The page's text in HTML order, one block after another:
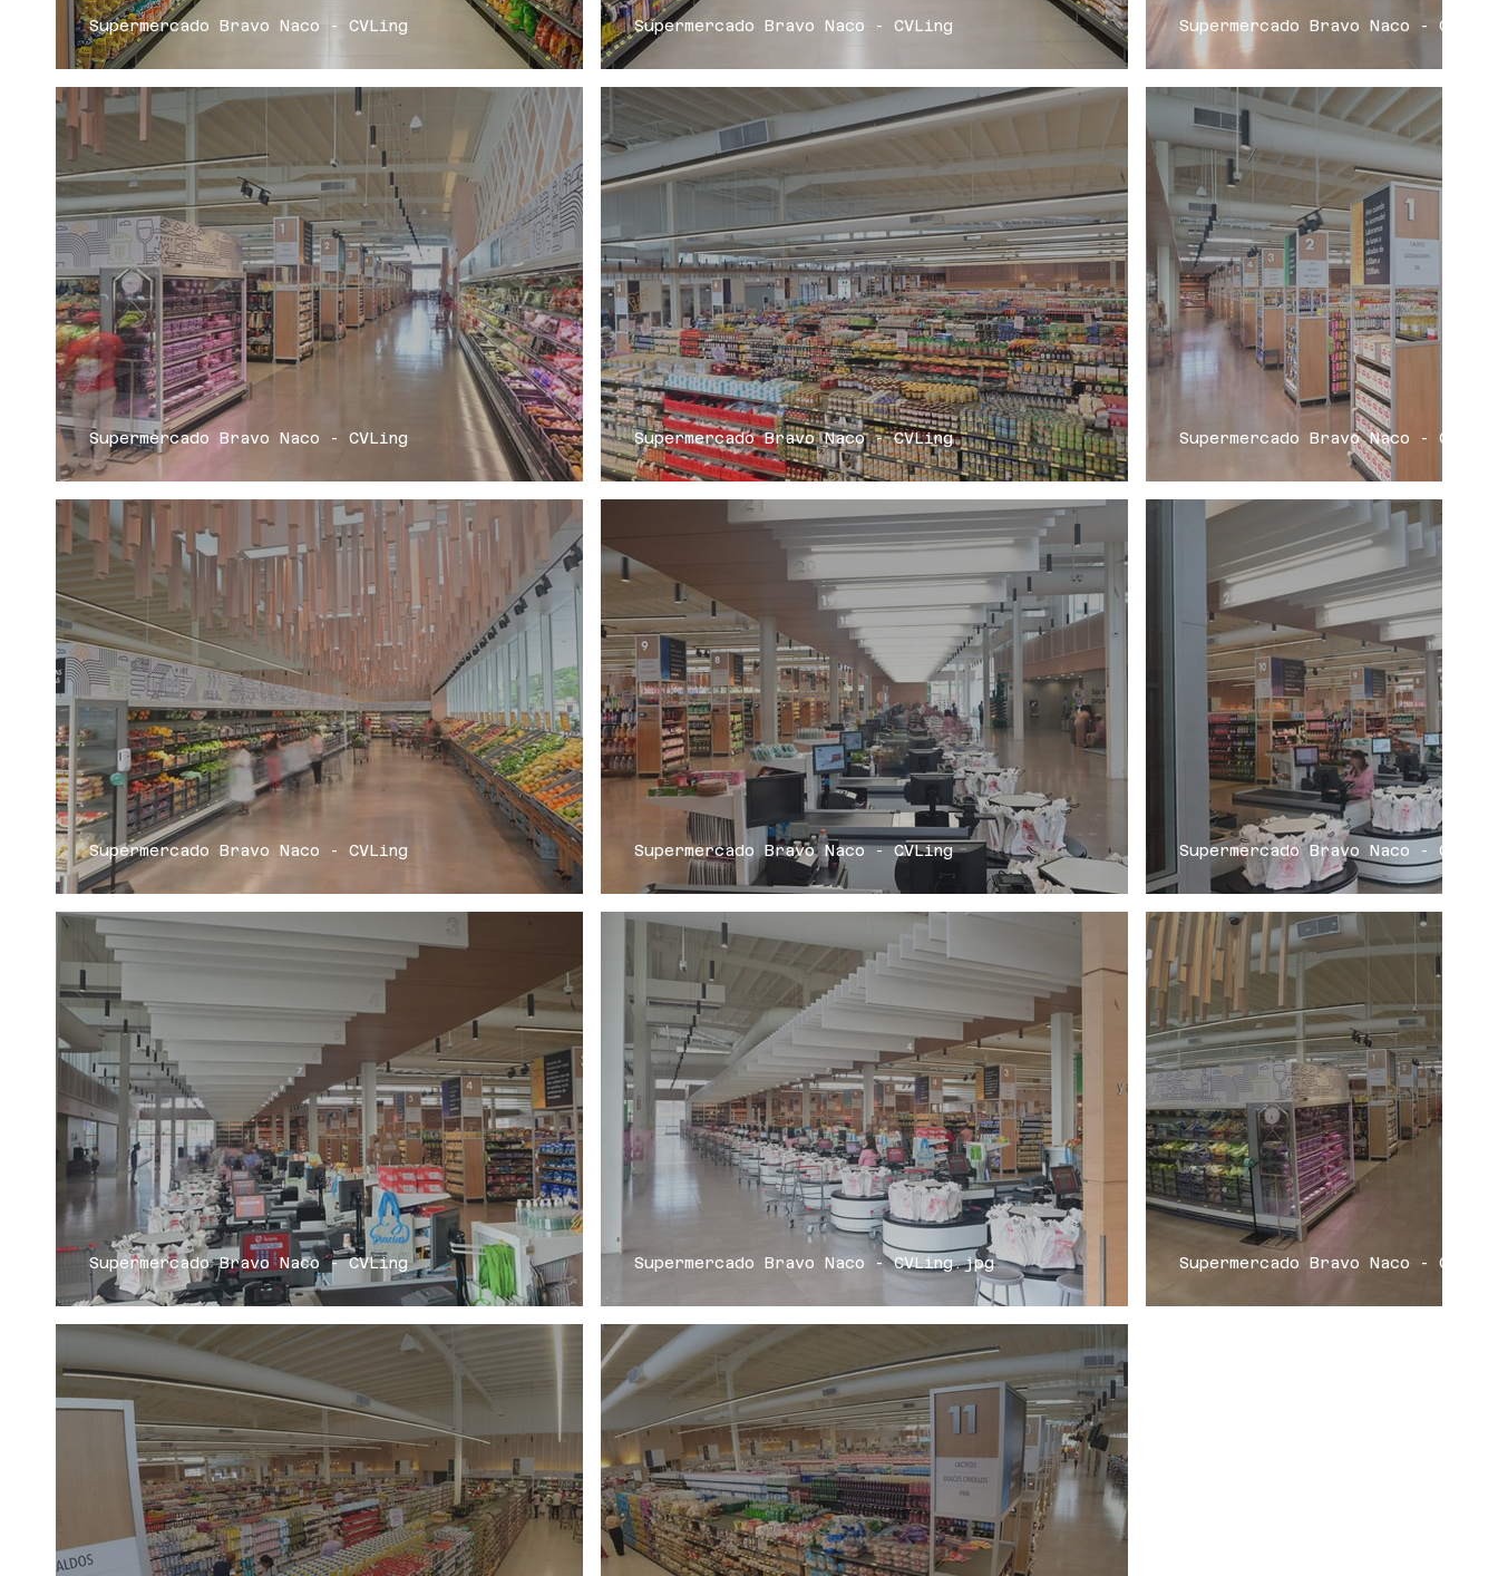
Supermercado Bravo Naco - CVLing Supermercado Bravo Naco - CVLing Supermercado Bravo Naco - CVLing
Supermercado Bravo Naco - CVLing Supermercado Bravo Naco - CVLing Supermercado Bravo Naco - CVLing
Supermercado Bravo Naco - CVLing Supermercado Bravo Naco - CVLing Supermercado Bravo Naco - CVLing
Supermercado Bravo Naco - CVLing Supermercado Bravo Naco - CVLing.jpg Supermercado Bravo Naco - CVLing